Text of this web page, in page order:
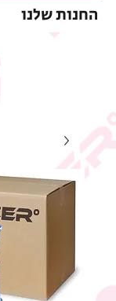
החנות שלנו